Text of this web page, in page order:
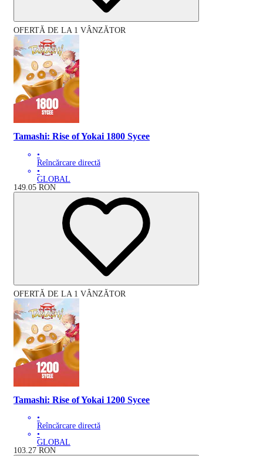
OFERTĂ DE LA 1 VÂNZĂTOR
Tamashi: Rise of Yokai 1800 Sycee
•
Reîncărcare directă
•
GLOBAL
149.05 RON
OFERTĂ DE LA 1 VÂNZĂTOR
Tamashi: Rise of Yokai 1200 Sycee
•
Reîncărcare directă
•
GLOBAL
103.27 RON